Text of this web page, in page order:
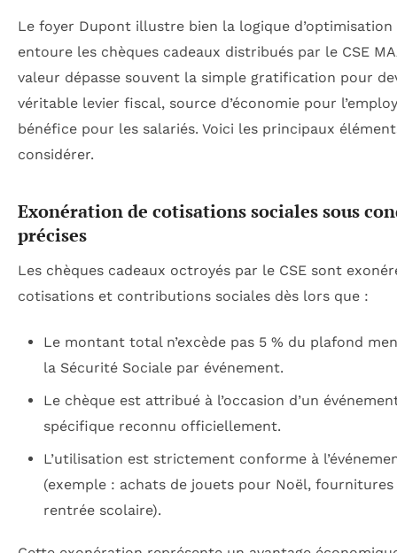
Le foyer Dupont illustre bien la logique d’optimisation
entoure les chèques cadeaux distribués par le CSE
valeur dépasse souvent la simple gratification pour
véritable levier fiscal, source d’économie pour
bénéfice pour les salariés. Voici les principaux
considérer.
Exonération de cotisations sociales sous
précises
Les chèques cadeaux octroyés par le CSE sont
cotisations et contributions sociales dès lors que :
Le montant total n’excède pas 5 % du plafond
la Sécurité Sociale par événement.
Le chèque est attribué à l’occasion d’un
spécifique reconnu officiellement.
L’utilisation est strictement conforme à
(exemple : achats de jouets pour Noël,
rentrée scolaire).